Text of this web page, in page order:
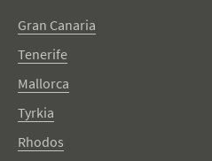
Gran Canaria
Tenerife
Mallorca
Tyrkia
Rhodos